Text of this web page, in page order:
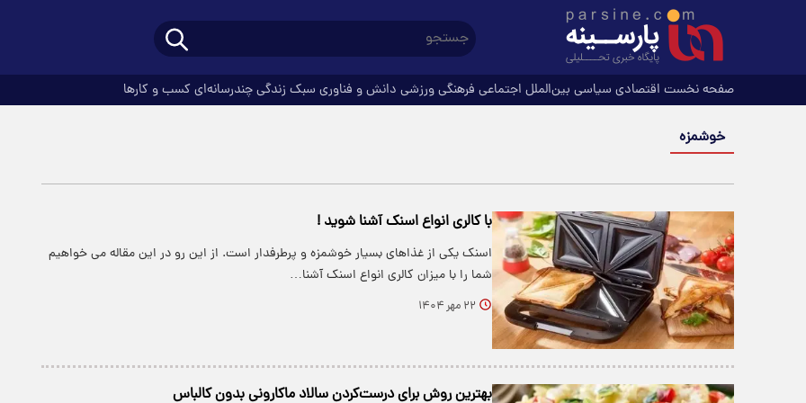
صفحه نخست اقتصادی سیاسی بین‌الملل اجتماعی فرهنگیورزشی دانش و فناوری سبک زندگیچندرسانه‌ای کسب و کارها
خوشمزه
با کالری انواع اسنک آشنا شوید !
اسنک یکی از غذاهای بسیار خوشمزه و پرطرفدار است. از این رو در این مقاله می خواهیم
شما را با میزان کالری انواع اسنک آشنا…
۲۲ مهر ۱۴۰۴
بهترین روش برای درست‌کردن سالاد ماکارونی بدون کالباس